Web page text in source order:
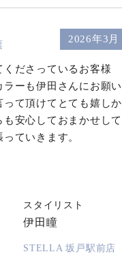
2026年3月
ださっているお客様
ーも伊田さんにお願い
って頂けてとても嬉しか
安心しておまかせして
ていきます。
スタイリスト
伊田瞳
STELLA 坂戸駅前店